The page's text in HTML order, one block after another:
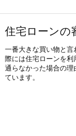
住宅ローンの
一番大きな買い物と
際には住宅ローンを利
通らなかった場合の
ています。